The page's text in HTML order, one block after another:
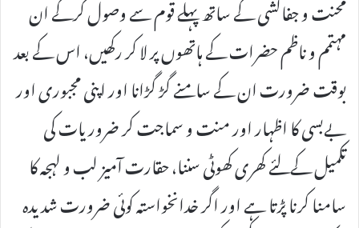
محنت و جفاکشی کے ساتھ پہلے قوم سے وصول کرکے ان
مہتمم و ناظم حضرات کے ہاتھوں پر لا کر رکھیں، اس کے بعد
بوقت ضرورت ان کے سامنے گڑ گڑانا اور اپنی مجبوری اور
بےبسی کا اظہار اور منت و سماجت کر ضروریات کی
تکمیل کےلئے کھری کھوٹی سننا، حقارت آمیز لب و لہجہ کا
سامنا کرنا پڑتا ہے اور اگر خدانخواستہ کوئی ضرورت شدیدہ